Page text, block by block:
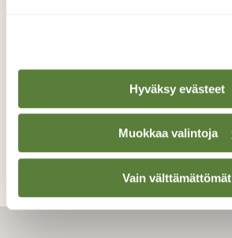
Hyväksy evästeet
Muokkaa valintoja
Vain välttämättömät
TAKAISIN LISTAAN